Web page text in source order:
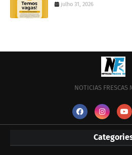
julho 31, 2026
NOTICIAS FRESCAS